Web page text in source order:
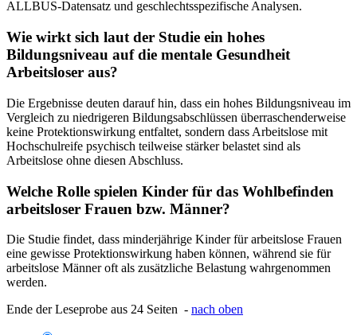
ALLBUS-Datensatz und geschlechtsspezifische Analysen.
Wie wirkt sich laut der Studie ein hohes
Bildungsniveau auf die mentale Gesundheit
Arbeitsloser aus?
Die Ergebnisse deuten darauf hin, dass ein hohes Bildungsniveau im
Vergleich zu niedrigeren Bildungsabschlüssen überraschenderweise
keine Protektionswirkung entfaltet, sondern dass Arbeitslose mit
Hochschulreife psychisch teilweise stärker belastet sind als
Arbeitslose ohne diesen Abschluss.
Welche Rolle spielen Kinder für das Wohlbefinden
arbeitsloser Frauen bzw. Männer?
Die Studie findet, dass minderjährige Kinder für arbeitslose Frauen
eine gewisse Protektionswirkung haben können, während sie für
arbeitslose Männer oft als zusätzliche Belastung wahrgenommen
werden.
Ende der Leseprobe aus 24 Seiten - nach oben